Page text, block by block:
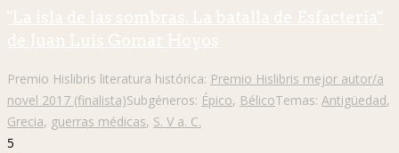
"La isla de las sombras. La batalla de Esfacteria"
de Juan Luis Gomar Hoyos
Premio Hislibris literatura histórica: Premio Hislibris mejor autor/a
novel 2017 (finalista)Subgéneros: Épico, BélicoTemas: Antigüedad,
Grecia, guerras médicas, S. V a. C.
5